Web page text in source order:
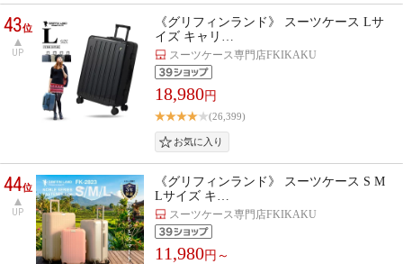
43位
UP
《グリフィンランド》 スーツケース Lサ
イズ キャリ…
スーツケース専門店FKIKAKU
18,980円
(26,399)
44位
UP
《グリフィンランド》 スーツケース S M
Lサイズ キ…
スーツケース専門店FKIKAKU
11,980円～